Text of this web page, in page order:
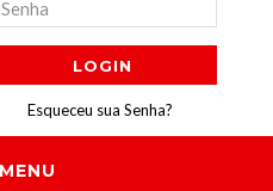
Esqueceu sua Senha?